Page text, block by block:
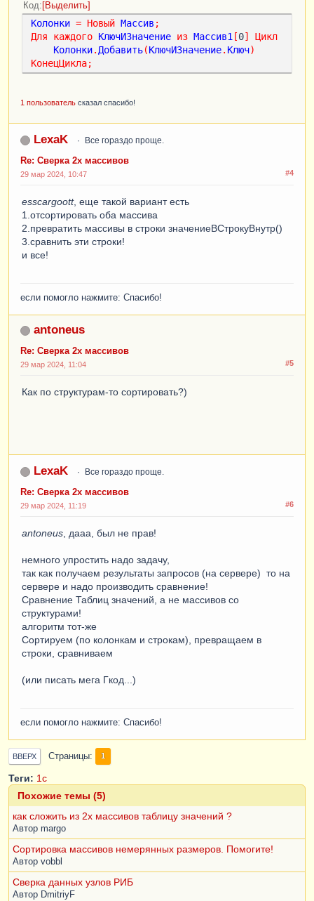
Код Выделить
Колонки = Новый Массив ;
Для
каждого КлючИЗначение из Массив1 [0]
Цикл
Колонки. Добавить(КлючИЗначение. Ключ)
КонецЦикла;
1 пользователь сказал спасибо!
LexaK Все гораздо проще.
Re: Сверка 2х массивов
#4
29 мар 2024, 10:47
esscargoott, еще такой вариант есть
1.отсортировать оба массива
2.превратить массивы в строки значениеВСтрокуВнутр()
3.сравнить эти строки!
и все!
если помогло нажмите: Спасибо!
antoneus
Re: Сверка 2х массивов
#5
29 мар 2024, 11:04
Как по структурам-то сортировать?)
LexaK Все гораздо проще.
Re: Сверка 2х массивов
#6
29 мар 2024, 11:19
antoneus , дааа, был не прав!
немного упростить надо задачу,
так как получаем результаты запросов (на сервере) то на
сервере и надо производить сравнение!
Сравнение Таблиц значений, а не массивов со
структурами!
алгоритм тот-же
Сортируем (по колонкам и строкам), превращаем в
строки, сравниваем
(или писать мега Гкод...)
если помогло нажмите: Спасибо!
ВВЕРХ Страницы 1
Теги: 1с
Похожие темы (5)
как сложить из 2х массивов таблицу значений ?
Автор margo
Сортировка массивов немерянных размеров. Помогите!
Автор vobbl
Сверка данных узлов РИБ
Автор DmitriyF